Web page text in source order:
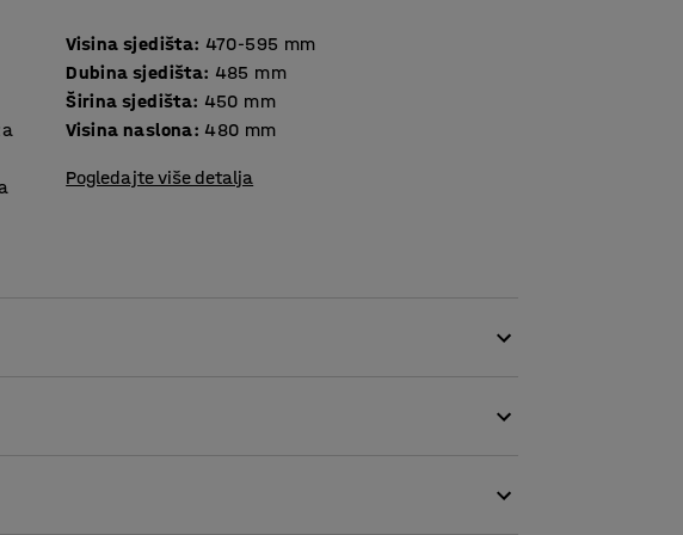
Visina sjedišta: 470-595 mm
Dubina sjedišta: 485 mm
Širina sjedišta: 450 mm
Visina naslona: 480 mm
Pogledajte više detalja